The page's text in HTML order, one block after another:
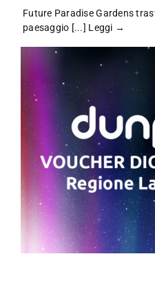
Future Paradise Gardens
paesaggio [...] Leggi →